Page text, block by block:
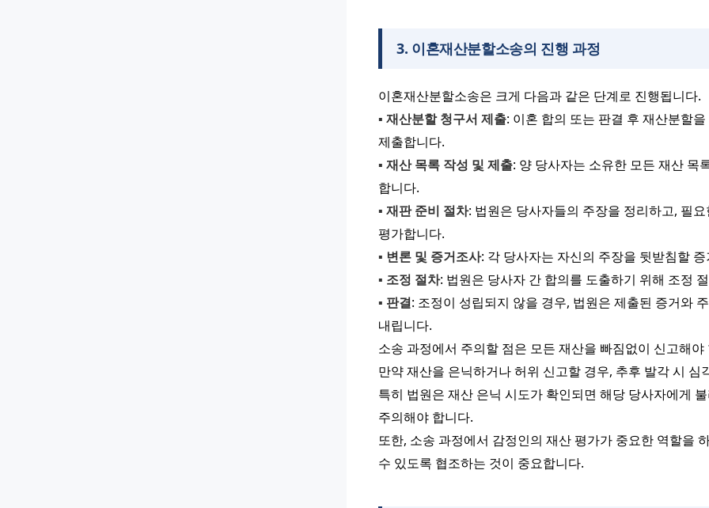
3. 이혼재산분할소송의 진행 과정
이혼재산분할소송은 크게 다음과 같은 단계로 진행됩니다.
▪️ 재산분할 청구서 제출: 이혼 합의 또는 판결 후 재산분할
제출합니다.
▪️ 재산 목록 작성 및 제출: 양 당사자는 소유한 모든 재산 목
합니다.
▪️ 재판 준비 절차: 법원은 당사자들의 주장을 정리하고, 필
평가합니다.
▪️ 변론 및 증거조사: 각 당사자는 자신의 주장을 뒷받침할
▪️ 조정 절차: 법원은 당사자 간 합의를 도출하기 위해 조정
▪️ 판결: 조정이 성립되지 않을 경우, 법원은 제출된 증거와
내립니다.
소송 과정에서 주의할 점은 모든 재산을 빠짐없이 신고해
만약 재산을 은닉하거나 허위 신고할 경우, 추후 발각 시 심
특히 법원은 재산 은닉 시도가 확인되면 해당 당사자에게
주의해야 합니다.
또한, 소송 과정에서 감정인의 재산 평가가 중요한 역할을
수 있도록 협조하는 것이 중요합니다.